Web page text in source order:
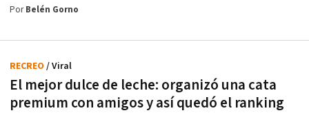
PorBelén Gorno
El mejor dulce de leche: organizó una cata
premium con amigos y así quedó el ranking
RECREO / Viral